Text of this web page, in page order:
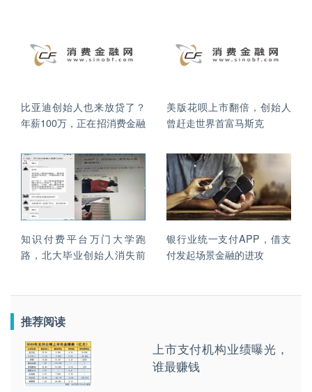
比亚迪创始人也来放贷了？
年薪100万，正在招消费金融
美版花呗上市翻倍，创始人
曾赶走世界首富马斯克
知识付费平台万门大学跑
路，北大毕业创始人消失前
银行业统一支付APP，借支
付发起场景金融的进攻
推荐阅读
上市支付机构业绩曝光，
谁最赚钱